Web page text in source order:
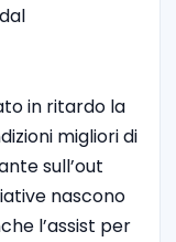
in ritardo la
migliori di
sull’out
nascono
l’assist per